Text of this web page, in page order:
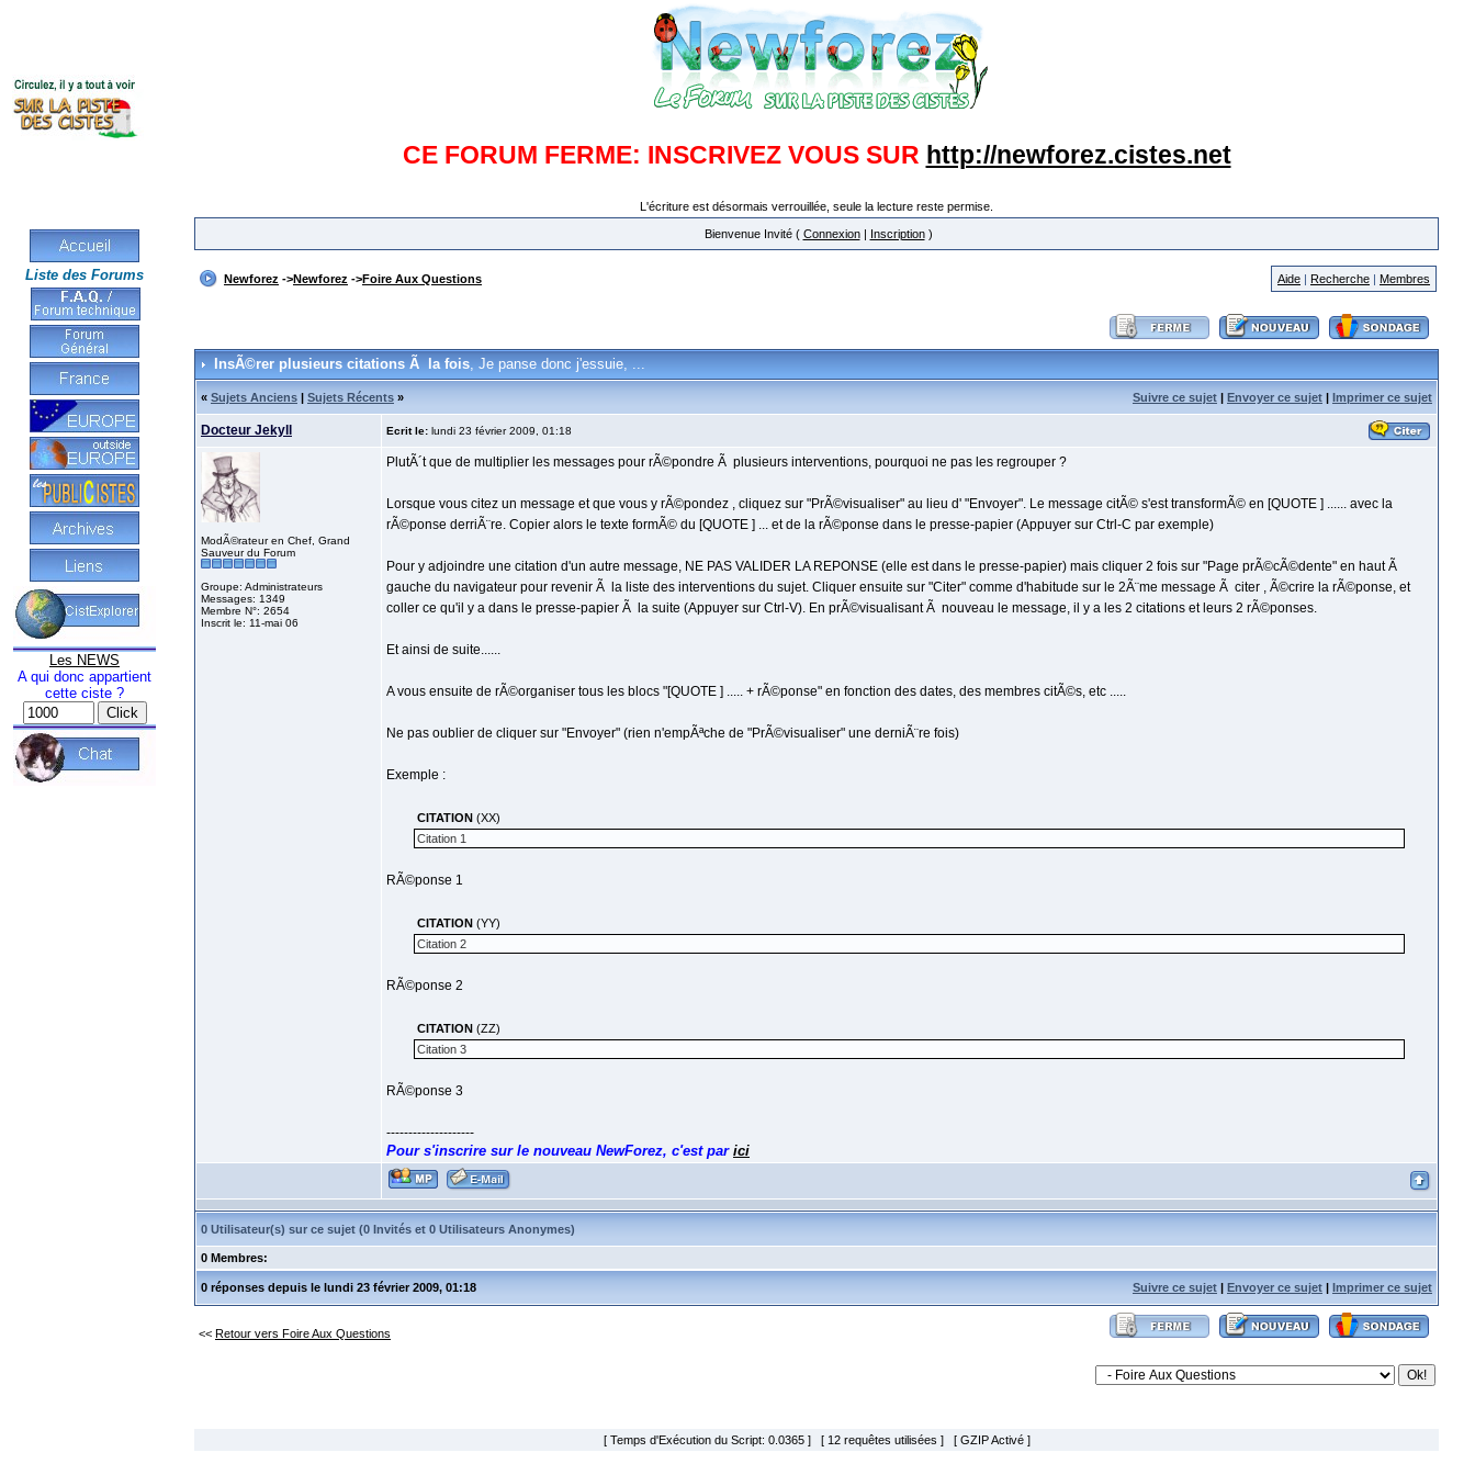
CE FORUM FERME: INSCRIVEZ VOUS SUR http://newforez.cistes.net
L'écriture est désormais verrouillée, seule la lecture reste permise.
Liste des Forums
Les NEWS
A qui donc appartient
cette ciste ?
Bienvenue Invité ( Connexion| Inscription)
Newforez ->Newforez ->Foire Aux Questions Aide | Recherche | Membres
InsÃ©rer plusieurs citations Ã la fois, Je panse donc j'essuie, ...
« Sujets Anciens | Sujets Récents » Suivre ce sujet | Envoyer ce sujet | Imprimer ce sujet
Docteur Jekyll Ecrit le: lundi 23 février 2009, 01:18
ModÃ©rateur en Chef, Grand
Sauveur du Forum
Groupe: Administrateurs
Messages: 1349
Membre N°: 2654
Inscrit le: 11-mai 06
PlutÃ´t que de multiplier les messages pour rÃ©pondre Ã plusieurs interventions, pourquoi ne pas les regrouper ?
Lorsque vous citez un message et que vous y rÃ©pondez , cliquez sur "PrÃ©visualiser" au lieu d' "Envoyer". Le message citÃ© s'est transformÃ© en [QUOTE ] ...... avec la
rÃ©ponse derriÃ¨re. Copier alors le texte formÃ© du [QUOTE ] ... et de la rÃ©ponse dans le presse-papier (Appuyer sur Ctrl-C par exemple)
Pour y adjoindre une citation d'un autre message, NE PAS VALIDER LA REPONSE (elle est dans le presse-papier) mais cliquer 2 fois sur "Page prÃ©cÃ©dente" en haut Ã
gauche du navigateur pour revenir Ã la liste des interventions du sujet. Cliquer ensuite sur "Citer" comme d'habitude sur le 2Ã¨me message Ã citer , Ã©crire la rÃ©ponse, et
coller ce qu'il y a dans le presse-papier Ã la suite (Appuyer sur Ctrl-V). En prÃ©visualisant Ã nouveau le message, il y a les 2 citations et leurs 2 rÃ©ponses.
Et ainsi de suite......
A vous ensuite de rÃ©organiser tous les blocs "[QUOTE ] ..... + rÃ©ponse" en fonction des dates, des membres citÃ©s, etc .....
Ne pas oublier de cliquer sur "Envoyer" (rien n'empÃªche de "PrÃ©visualiser" une derniÃ¨re fois)
Exemple :
CITATION (XX)
Citation 1
RÃ©ponse 1
CITATION (YY)
Citation 2
RÃ©ponse 2
CITATION (ZZ)
Citation 3
RÃ©ponse 3
--------------------
Pour s'inscrire sur le nouveau NewForez, c'est par ici
0 Utilisateur(s) sur ce sujet (0 Invités et 0 Utilisateurs Anonymes)
0 Membres:
0 réponses depuis le lundi 23 février 2009, 01:18 Suivre ce sujet | Envoyer ce sujet | Imprimer ce sujet
<< Retour vers Foire Aux Questions
[ Temps d'Exécution du Script: 0.0365 ] [ 12 requêtes utilisées ] [ GZIP Activé ]